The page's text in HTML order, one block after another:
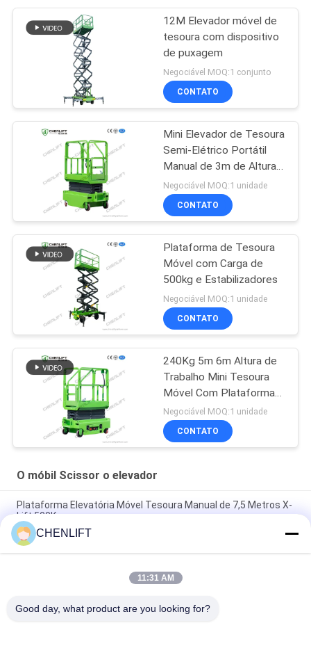
12M Elevador móvel de
tesoura com dispositivo
de puxagem
Negociável MOQ:1 conjunto
CONTATO
Mini Elevador de Tesoura
Semi-Elétrico Portátil
Manual de 3m de Altura
para Armazém
Negociável MOQ:1 unidade
CONTATO
Plataforma de Tesoura
Móvel com Carga de
500kg e Estabilizadores
Negociável MOQ:1 unidade
CONTATO
240Kg 5m 6m Altura de
Trabalho Mini Tesoura
Móvel Com Plataforma
de Extensão
Negociável MOQ:1 unidade
CONTATO
O móbil Scissor o elevador
Plataforma Elevatória Móvel Tesoura Manual de 7,5 Metros X-
Lift 500Kg
Plataforma Tesoura Elétrica Pequena 14M Com Dispositivo
Motorizado Capacidade de Carga de 450Kg
Mini Manual empurrando 3,9 metros plataforma de trabalho
CHENLIFT
11:31 AM
Good day, what product are you looking for?